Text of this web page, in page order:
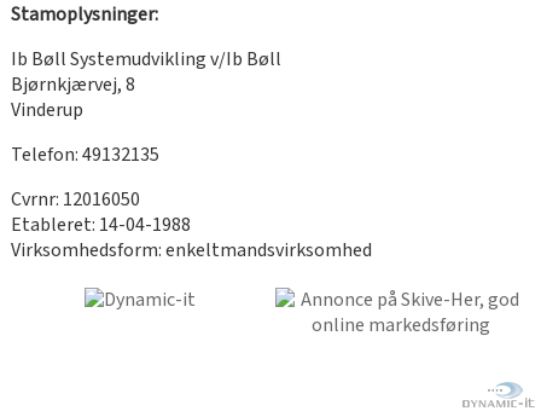
Stamoplysninger:
Ib Bøll Systemudvikling v/Ib Bøll
Bjørnkjærvej, 8
Vinderup
Telefon: 49132135
Cvrnr: 12016050
Etableret: 14-04-1988
Virksomhedsform: enkeltmandsvirksomhed